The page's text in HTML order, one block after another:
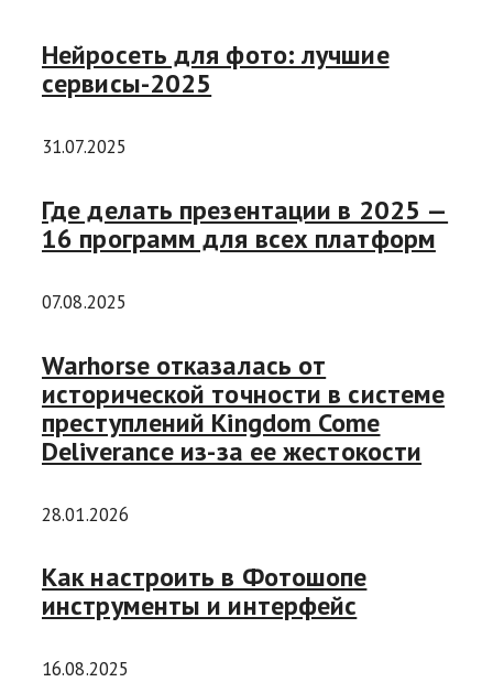
Нейросеть для фото: лучшие
сервисы-2025
31.07.2025
Где делать презентации в 2025 —
16 программ для всех платформ
07.08.2025
Warhorse отказалась от
исторической точности в системе
преступлений Kingdom Come
Deliverance из-за ее жестокости
28.01.2026
Как настроить в Фотошопе
инструменты и интерфейс
16.08.2025